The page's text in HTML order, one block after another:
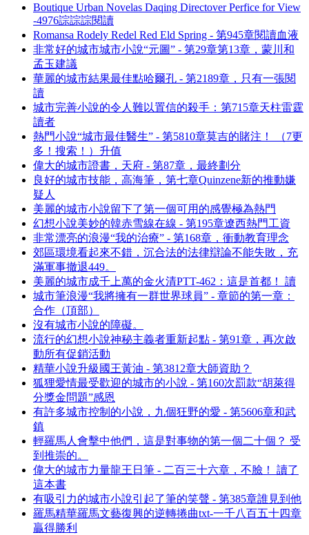
Boutique Urban Novelas Daqing Directover Perfice for View
-4976誴誴誴閱讀
Romansa Rodely Redel Red Eld Spring - 第945章閱讀血液
非常好的城市城市小說“元圖” - 第29章第13章，蒙川和
孟玉建議
華麗的城市結果最佳點哈爾孔 - 第2189章，只有一張閱
讀
城市完善小說的令人難以置信的殺手：第715章天柱雷霆
讀者
熱門小說“城市最佳醫生” - 第5810章莫吉的賭注！ （7更
多！搜索！）升值
偉大的城市證書，天府 - 第87章，最終劃分
良好的城市技能，高海筆，第七章Quinzene新的推動嫌
疑人
美麗的城市小說留下了第一個可用的感覺極為熱門
幻想小說美妙的韓赤雪線在線 - 第195章遼西熱門工資
非常漂亮的浪漫“我的治療” - 第168章，衝動教育理念
郊區環境看起來不錯，沉合法的法律辯論不能失敗，充
滿軍事撤退449。
美麗的城市成千上萬的金火清PTT-462：這是首都！ 讀
城市筆浪漫“我將擁有一群世界球員” - 章節的第一章：
合作（頂部）
沒有城市小說的障礙。
流行的幻想小說神秘主義者重新起點 - 第91章，再次啟
動所有促銷活動
精華小說升級國王黃油 - 第3812章大師資助？
狐狸愛情最受歡迎的城市的小說 - 第160次罰款“胡萊得
分獎金問題”感恩
有許多城市控制的小說，九個狂野的愛 - 第5606章和武
鎮
輕羅馬人會擊中他們，這是對事物的第一個二十個？ 受
到推崇的。
偉大的城市力量龍王日筆 - 二百三十六章，不臉！ 讀了
這本書
有吸引力的城市小說引起了筆的笑聲 - 第385章誰見到他
羅馬精華羅馬文藝復興的逆轉捲曲txt-一千八百五十四章
贏得勝利